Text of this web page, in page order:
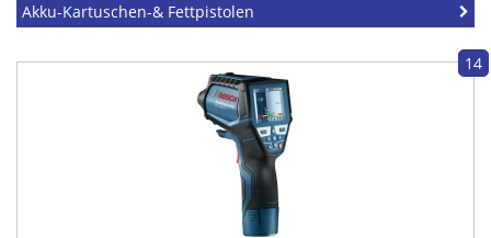
Akku-Kartuschen-& Fettpistolen
14